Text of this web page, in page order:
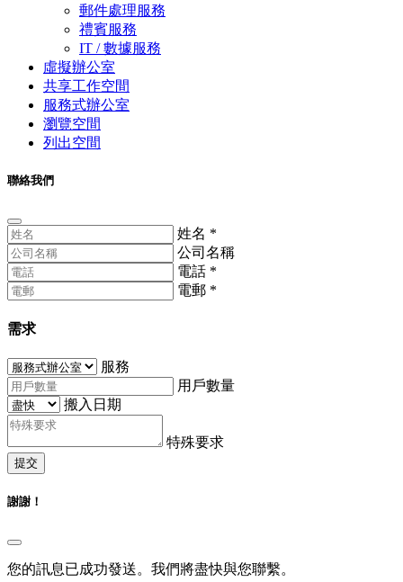
郵件處理服務
禮賓服務
IT / 數據服務
虛擬辦公室
共享工作空間
服務式辦公室
瀏覽空間
列出空間
聯絡我們
姓名 *
公司名稱
電話 *
電郵 *
需求
服務
用戶數量
搬入日期
特殊要求
提交
謝謝！
您的訊息已成功發送。我們將盡快與您聯繫。